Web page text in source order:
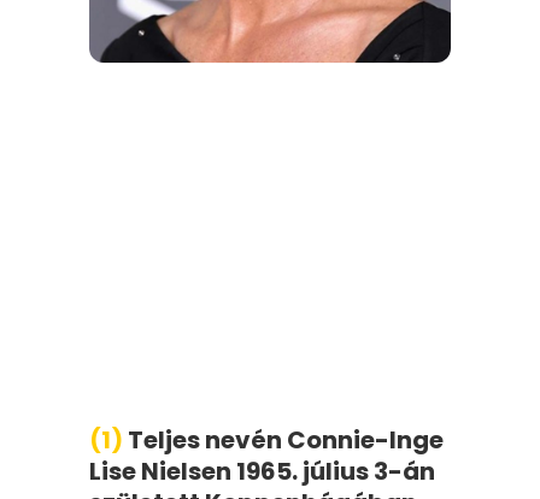
(1) Teljes nevén Connie-Inge
Lise Nielsen 1965. július 3-án